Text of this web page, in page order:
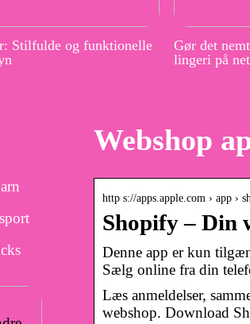
Stilfulde og funktionelle
Gør det
lingeri på
Webshop
http s://apps.apple.com › app ›
Shopify – Din
Denne app er kun
Sælg online fra din
Læs anmeldelser,
webshop. Download
sport